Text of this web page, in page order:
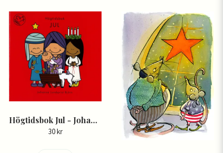
Högtidsbok Jul - Johanna Lundqvist Björn
30 kr